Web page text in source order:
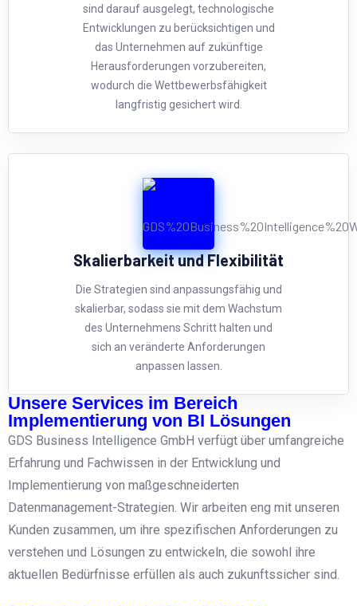
sind darauf ausgelegt, technologische
Entwicklungen zu berücksichtigen und
das Unternehmen auf zukünftige
Herausforderungen vorzubereiten,
wodurch die Wettbewerbsfähigkeit
langfristig gesichert wird.
Skalierbarkeit und Flexibilität
Die Strategien sind anpassungsfähig und
skalierbar, sodass sie mit dem Wachstum
des Unternehmens Schritt halten und
sich an veränderte Anforderungen
anpassen lassen.
Unsere Services im Bereich
Implementierung von BI Lösungen
GDS Business Intelligence GmbH verfügt über umfangreiche
Erfahrung und Fachwissen in der Entwicklung und
Implementierung von maßgeschneiderten
Datenmanagement-Strategien. Wir arbeiten eng mit unseren
Kunden zusammen, um ihre spezifischen Anforderungen zu
verstehen und Lösungen zu entwickeln, die sowohl ihre
aktuellen Bedürfnisse erfüllen als auch zukunftssicher sind.